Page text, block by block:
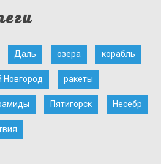
Даль озера корабль
Новгород ракеты
Пятигорск Несебр